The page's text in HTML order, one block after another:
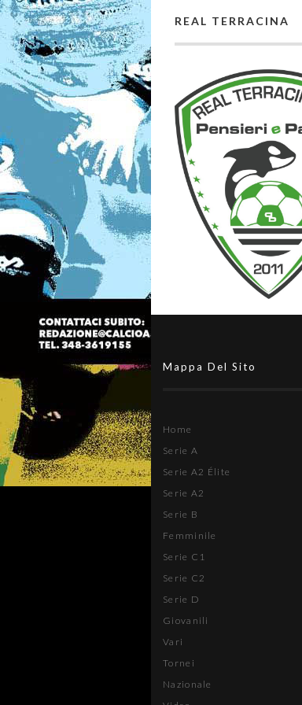
REAL TERRACINA
Mappa Del Sito
Home
Serie A
Serie A2 Élite
Serie A2
Serie B
Femminile
Serie C1
Serie C2
Serie D
Giovanili
Vari
Tornei
Nazionale